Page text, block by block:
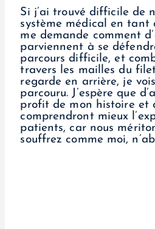
Si j’ai trouvé difficile de
système médical en tant
me demande comment
parviennent à se
parcours difficile, et
travers les mailles du
regarde en arrière, je
parcouru. J’espère que
profit de mon histoire et
comprendront mieux
patients, car nous
souffrez comme moi,